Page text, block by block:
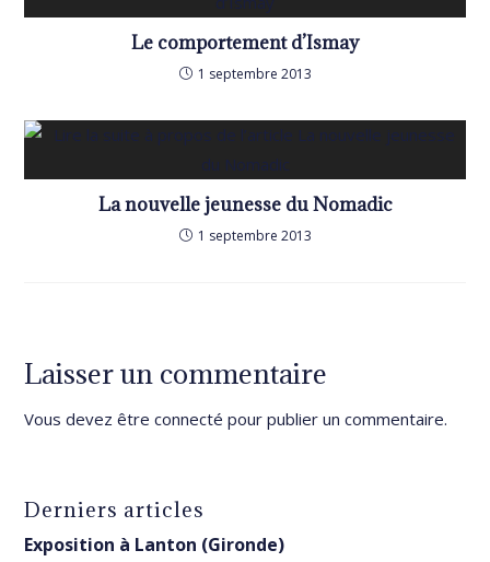
Le comportement d’Ismay
1 septembre 2013
La nouvelle jeunesse du Nomadic
1 septembre 2013
Laisser un commentaire
Vous devez êtreconnecté pour publier un commentaire.
Derniers articles
Exposition à Lanton (Gironde)